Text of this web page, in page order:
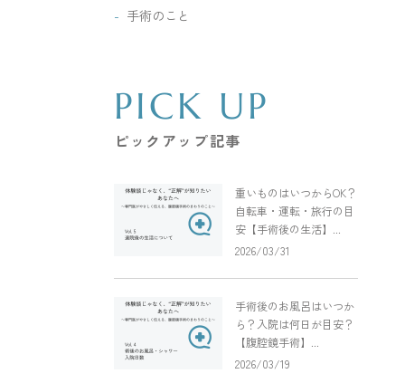
手術のこと
PICK UP
ピックアップ記事
重いものはいつからOK？
自転車・運転・旅行の目
安【手術後の生活】...
2026/03/31
手術後のお風呂はいつか
ら？入院は何日が目安？
【腹腔鏡手術】...
2026/03/19